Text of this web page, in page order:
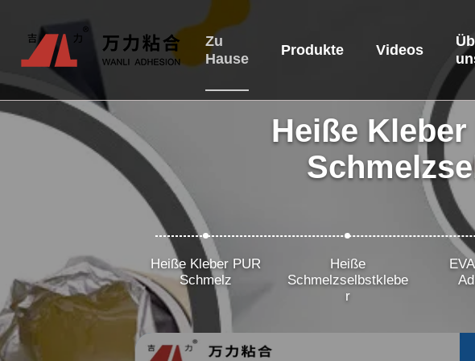
Zu
Hause
Produkte Videos
Heiße
Heiße Kleber PUR
Schmelz
Heiße
Schmelzselbstklebe
r